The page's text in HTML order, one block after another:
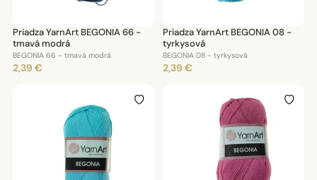
Priadza YarnArt BEGONIA 66 -
tmavá modrá
BEGONIA 66 - tmavá modrá
2,39 €
Priadza YarnArt BEGONIA 08 -
tyrkysová
BEGONIA 08 - tyrkysová
2,39 €